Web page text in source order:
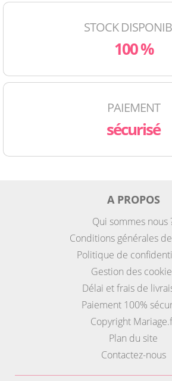
STOCK
100 %
PAIEMENT
sécurisé
A PROPOS
Qui sommes nous
Conditions générales
Politique de
Gestion des
Délai et frais de
Paiement 100%
Copyright
Plan du site
Contactez-nous